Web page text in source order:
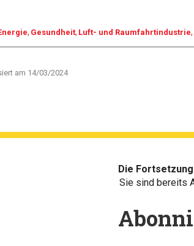
Gesundheit Luft- und Raumfahrtindustrie
am 14/03/2024
Die
Sie sind bereits